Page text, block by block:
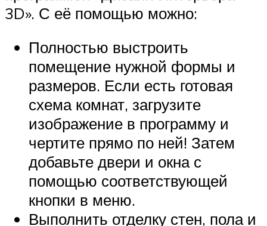
3D». С её помощью можно:
Полностью выстроить
помещение нужной формы и
размеров. Если есть готовая
схема комнат, загрузите
изображение в программу и
чертите прямо по ней! Затем
добавьте двери и окна с
помощью соответствующей
кнопки в меню.
Выполнить отделку стен, пола и